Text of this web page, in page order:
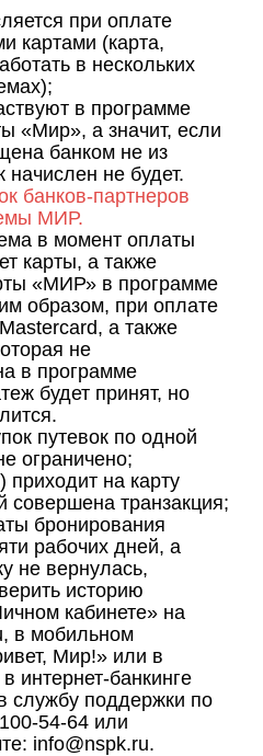
при оплате
картами (карта,
в нескольких
в программе
«Мир», а значит, если
банком не из
не будет.
банков-партнеров
МИР.
в момент оплаты
карты, а также
«МИР» в программе
образом, при оплате
а также
не
в программе
будет принят, но
путевок по одной
ограничено;
приходит на карту
совершена транзакция;
бронирования
рабочих дней, а
не вернулась,
историю
кабинете» на
в мобильном
Мир!» или в
интернет-банкинге
службу поддержки по
54-64 или
info@nspk.ru.